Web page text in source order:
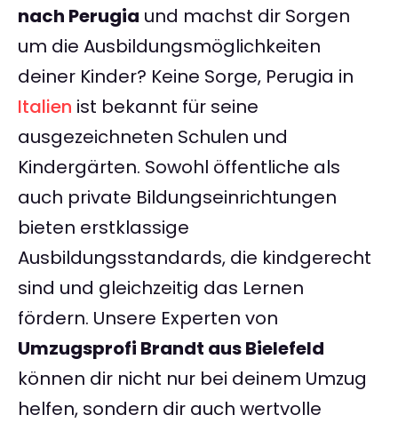
nach Perugia und machst dir Sorgen
um die Ausbildungsmöglichkeiten
deiner Kinder? Keine Sorge, Perugia in
Italien ist bekannt für seine
ausgezeichneten Schulen und
Kindergärten. Sowohl öffentliche als
auch private Bildungseinrichtungen
bieten erstklassige
Ausbildungsstandards, die kindgerecht
sind und gleichzeitig das Lernen
fördern. Unsere Experten von
Umzugsprofi Brandt aus Bielefeld
können dir nicht nur bei deinem Umzug
helfen, sondern dir auch wertvolle